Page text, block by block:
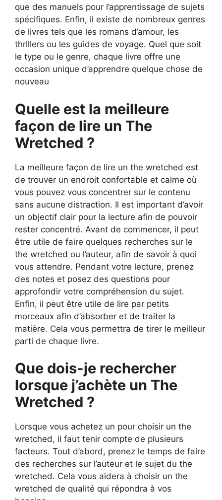
que des manuels pour l’apprentissage de sujets
spécifiques. Enfin, il existe de nombreux genres
de livres tels que les romans d’amour, les
thrillers ou les guides de voyage. Quel que soit
le type ou le genre, chaque livre offre une
occasion unique d’apprendre quelque chose de
nouveau
Quelle est la meilleure
façon de lire un The
Wretched ?
La meilleure façon de lire un the wretched est
de trouver un endroit confortable et calme où
vous pouvez vous concentrer sur le contenu
sans aucune distraction. Il est important d’avoir
un objectif clair pour la lecture afin de pouvoir
rester concentré. Avant de commencer, il peut
être utile de faire quelques recherches sur le
the wretched ou l’auteur, afin de savoir à quoi
vous attendre. Pendant votre lecture, prenez
des notes et posez des questions pour
approfondir votre compréhension du sujet.
Enfin, il peut être utile de lire par petits
morceaux afin d’absorber et de traiter la
matière. Cela vous permettra de tirer le meilleur
parti de chaque livre.
Que dois-je rechercher
lorsque j’achète un The
Wretched ?
Lorsque vous achetez un pour choisir un the
wretched, il faut tenir compte de plusieurs
facteurs. Tout d’abord, prenez le temps de faire
des recherches sur l’auteur et le sujet du the
wretched. Cela vous aidera à choisir un the
wretched de qualité qui répondra à vos